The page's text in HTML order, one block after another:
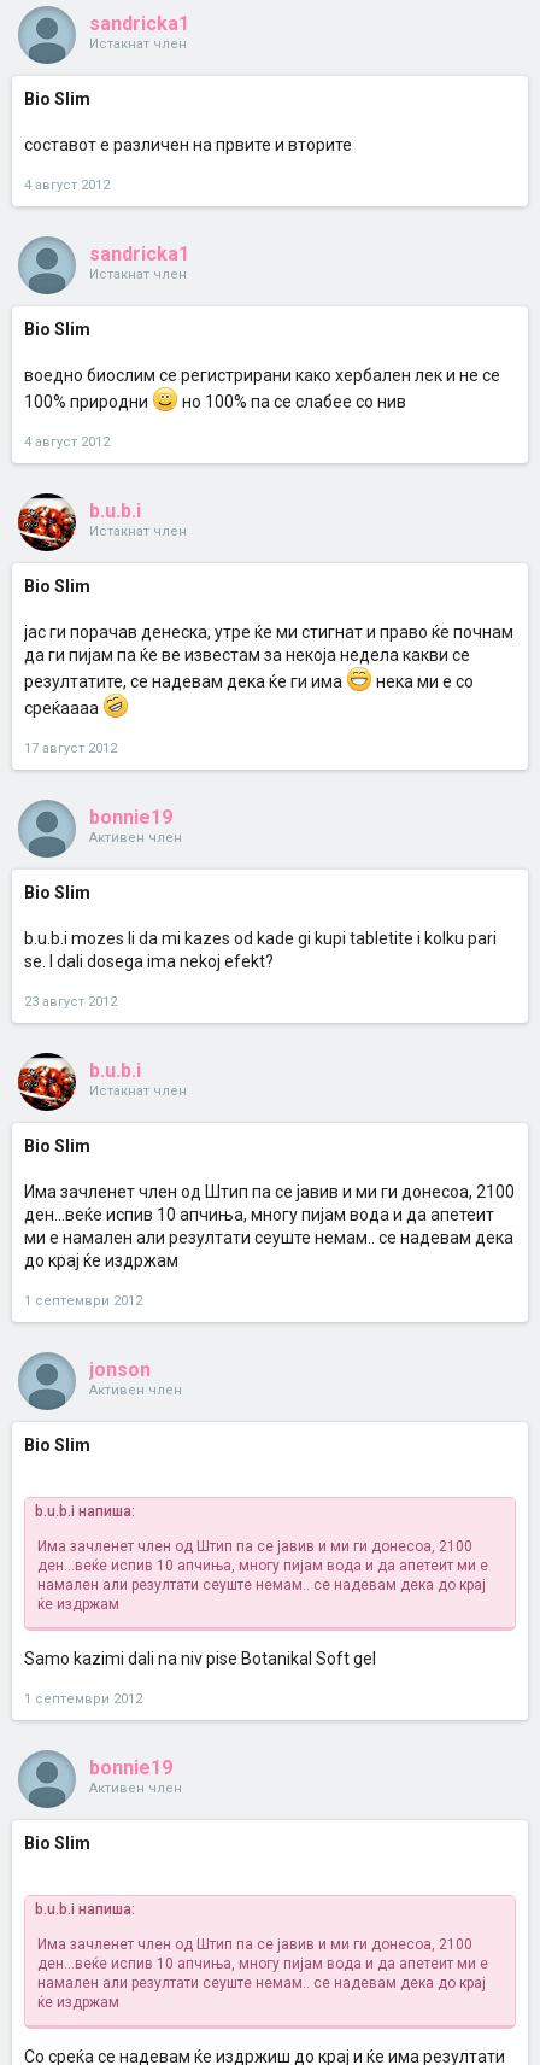
sandricka1
Истакнат член
Bio Slim
составот е различен на првите и вторите
4 август 2012
sandricka1
Истакнат член
Bio Slim
воедно биослим се регистрирани како хербален лек и не се
100% природни
но 100% па се слабее со нив
4 август 2012
b.u.b.i
Истакнат член
Bio Slim
јас ги порачав денеска, утре ќе ми стигнат и право ќе почнам
да ги пијам па ќе ве известам за некоја недела какви се
резултатите, се надевам дека ќе ги има
нека ми е со
среќаааа
17 август 2012
bonnie19
Активен член
Bio Slim
b.u.b.i mozes li da mi kazes od kade gi kupi tabletite i kolku pari
se. I dali dosega ima nekoj efekt?
23 август 2012
b.u.b.i
Истакнат член
Bio Slim
Има зачленет член од Штип па се јавив и ми ги донесоа, 2100
ден...веќе испив 10 апчиња, многу пијам вода и да апетеит
ми е намален али резултати сеуште немам.. се надевам дека
до крај ќе издржам
1 септември 2012
jonson
Активен член
Bio Slim
b.u.b.i напиша:
Има зачленет член од Штип па се јавив и ми ги донесоа, 2100
ден...веќе испив 10 апчиња, многу пијам вода и да апетеит ми е
намален али резултати сеуште немам.. се надевам дека до крај
ќе издржам
Samo kazimi dali na niv pise Botanikal Soft gel
1 септември 2012
bonnie19
Активен член
Bio Slim
b.u.b.i напиша:
Има зачленет член од Штип па се јавив и ми ги донесоа, 2100
ден...веќе испив 10 апчиња, многу пијам вода и да апетеит ми е
намален али резултати сеуште немам.. се надевам дека до крај
ќе издржам
Со среќа се надевам ќе издржиш до крај и ќе има резултати